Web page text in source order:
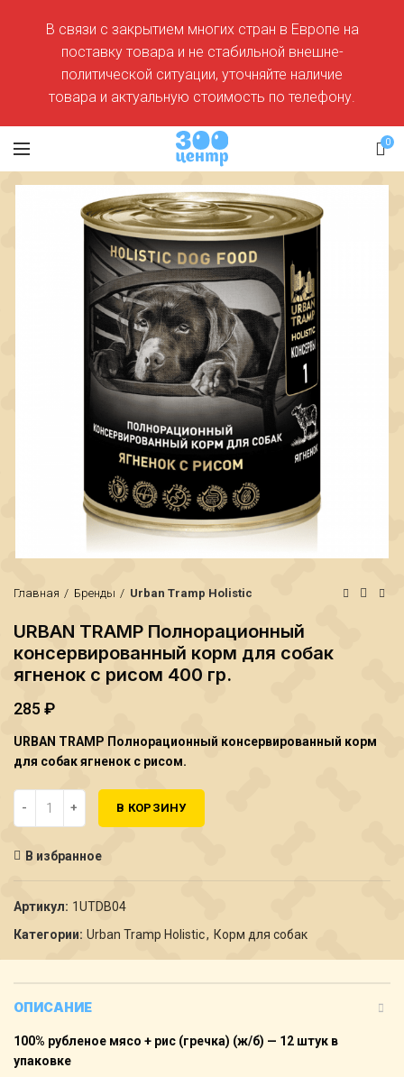
0
Главная Бренды Urban Tramp Holistic
₽
URBAN TRAMP Полнорационный
консервированный корм для собак
ягненок с рисом 400 гр.
285₽
URBAN TRAMP Полнорационный консервированный корм
для собак ягненок с рисом.
В КОРЗИНУ
В избранное
Артикул: 1UTDB04
Категории: Urban Tramp Holistic, Корм для собак
ОПИСАНИЕ
100% рубленое мясо + рис (гречка) (ж/б) — 12 штук в
упаковке
В связи с закрытием многих стран в Европе на
поставку товара и не стабильной внешне-
политической ситуации, уточняйте наличие
товара и актуальную стоимость по телефону.